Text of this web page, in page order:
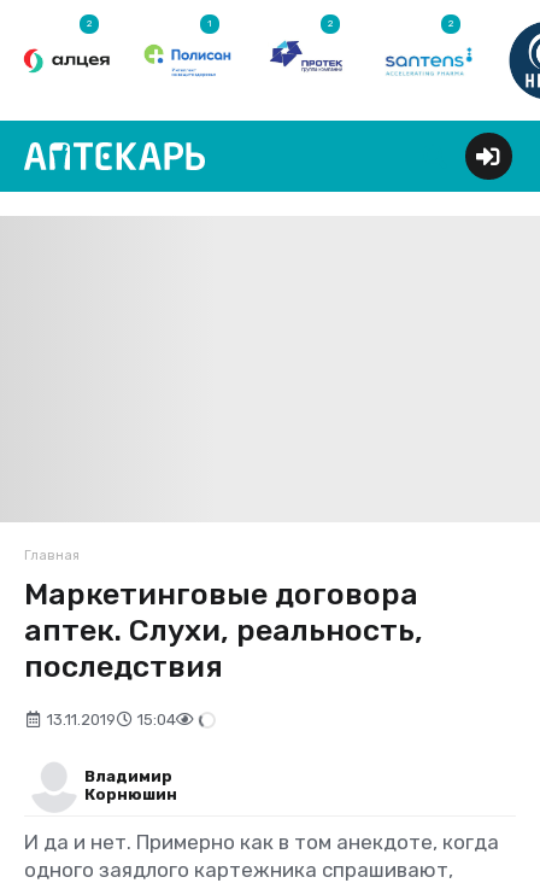
2 1 2 2
Главная
Маркетинговые договора
аптек. Слухи, реальность,
последствия
13.11.2019 15:04
Владимир
Корнюшин
И да и нет. Примерно как в том анекдоте, когда
одного заядлого картежника спрашивают,